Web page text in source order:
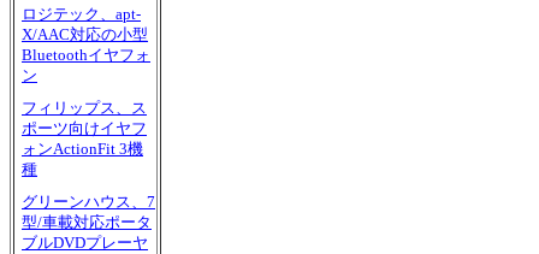
ロジテック、apt-
X/AAC対応の小型
Bluetoothイヤフォ
ン
フィリップス、ス
ポーツ向けイヤフ
ォンActionFit 3機
種
グリーンハウス、7
型/車載対応ポータ
ブルDVDプレーヤ